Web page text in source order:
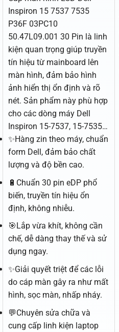
Inspiron 15 7537 7535
P36F 03PC10
50.47L09.001 30 Pin là linh
kiện quan trọng giúp truyền
tín hiệu từ mainboard lên
màn hình, đảm bảo hình
ảnh hiển thị ổn định và rõ
nét. Sản phẩm này phù hợp
cho các dòng máy Dell
Inspiron 15-7537, 15-7535…
✨Hàng zin theo máy, chuẩn
form Dell, đảm bảo chất
lượng và độ bền cao.
🔋Chuẩn 30 pin eDP phổ
biến, truyền tín hiệu ổn
định, không nhiễu.
🎯Lắp vừa khít, không cần
chế, dễ dàng thay thế và sử
dụng ngay.
✨Giải quyết triệt để các lỗi
do cáp màn gây ra như mất
hình, sọc màn, nhấp nháy.
💬Chuyên sửa chữa và
cung cấp linh kiện laptop